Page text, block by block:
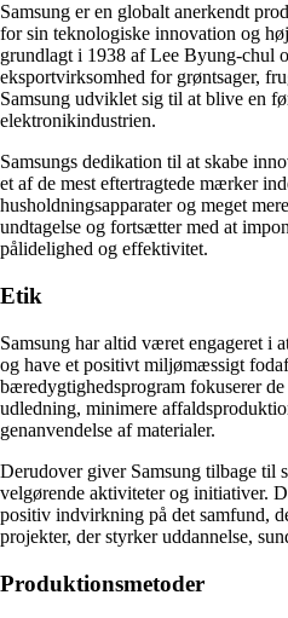
Samsung er en globalt anerkendt
for sin teknologiske innovation og
grundlagt i 1938 af Lee Byung-chul
eksportvirksomhed for grøntsager,
Samsung udviklet sig til at blive en
elektronikindustrien.
Samsungs dedikation til at skabe
et af de mest eftertragtede mærker
husholdningsapparater og meget
undtagelse og fortsætter med at
pålidelighed og effektivitet.
Etik
Samsung har altid været engageret i
og have et positivt miljømæssigt
bæredygtighedsprogram fokuserer
udledning, minimere
genanvendelse af materialer.
Derudover giver Samsung tilbage til
velgørende aktiviteter og initiativer.
positiv indvirkning på det samfund,
projekter, der styrker uddannelse,
Produktionsmetoder